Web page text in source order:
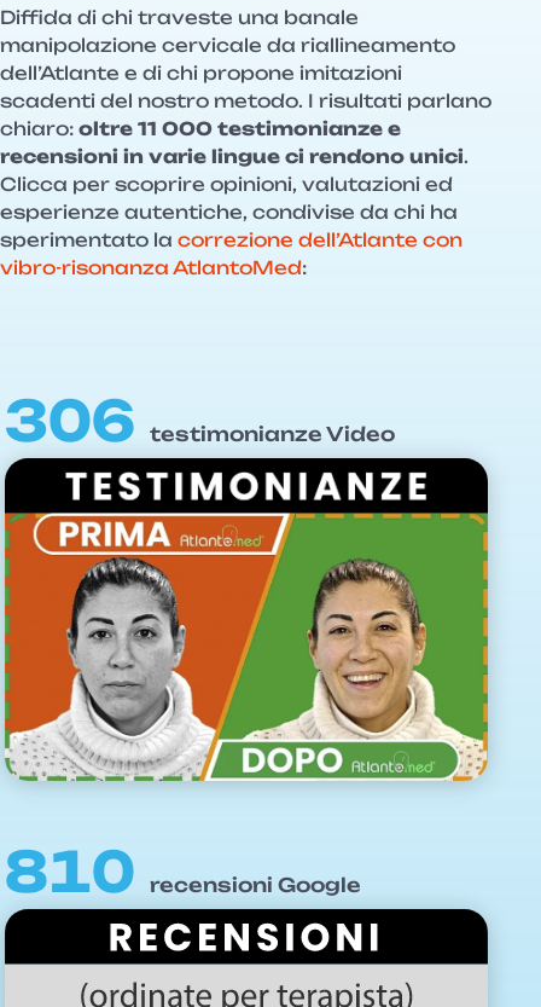
Diffida di chi traveste una banale
manipolazione cervicale da riallineamento
dell’Atlante e di chi propone imitazioni
scadenti del nostro metodo. I risultati parlano
chiaro: oltre 11 000 testimonianze e
recensioni in varie lingue ci rendono unici.
Clicca per scoprire opinioni, valutazioni ed
esperienze autentiche, condivise da chi ha
sperimentato la correzione dell’Atlante con
vibro-risonanza AtlantoMed:
306 testimonianze Video
810 recensioni Google